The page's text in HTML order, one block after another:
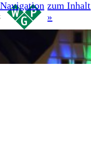
zum Inhalt
»